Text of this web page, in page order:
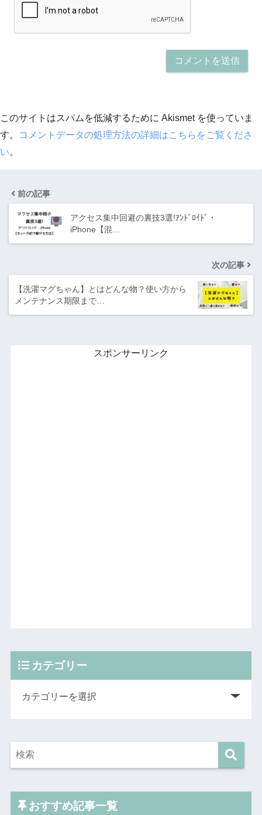
このサイトはスパムを低減するために Akismet を使っていま
す。
コメントデータの処理方法の詳細はこちらをご覧くださ
い。
前の記事
アクセス集中回避の裏技3選!ｱﾝﾄﾞﾛｲﾄﾞ・
iPhone【混…
次の記事
【洗濯マグちゃん】とはどんな物？使い方から
メンテナンス期限まで…
スポンサーリンク
カテゴリー
おすすめ記事一覧